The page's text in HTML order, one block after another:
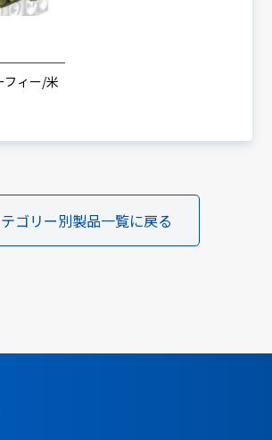
フィー/米
ゴリー別製品一覧に戻る